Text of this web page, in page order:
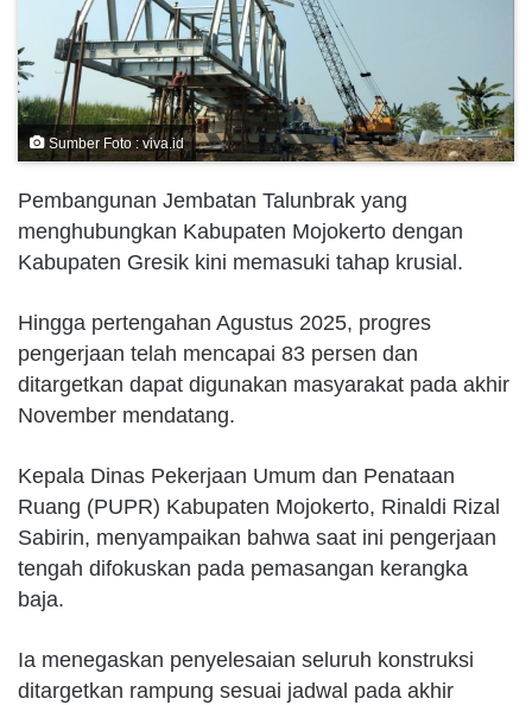
Sumber Foto : viva.id
Pembangunan Jembatan Talunbrak yang
menghubungkan Kabupaten Mojokerto dengan
Kabupaten Gresik kini memasuki tahap krusial.
Hingga pertengahan Agustus 2025, progres
pengerjaan telah mencapai 83 persen dan
ditargetkan dapat digunakan masyarakat pada akhir
November mendatang.
Kepala Dinas Pekerjaan Umum dan Penataan
Ruang (PUPR) Kabupaten Mojokerto, Rinaldi Rizal
Sabirin, menyampaikan bahwa saat ini pengerjaan
tengah difokuskan pada pemasangan kerangka
baja.
Ia menegaskan penyelesaian seluruh konstruksi
ditargetkan rampung sesuai jadwal pada akhir